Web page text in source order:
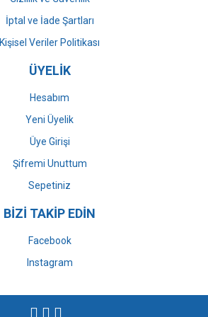
İptal ve İade Şartları
Kişisel Veriler Politikası
ÜYELİK
Hesabım
Yeni Üyelik
Üye Girişi
Şifremi Unuttum
Sepetiniz
BİZİ TAKİP EDİN
Facebook
Instagram